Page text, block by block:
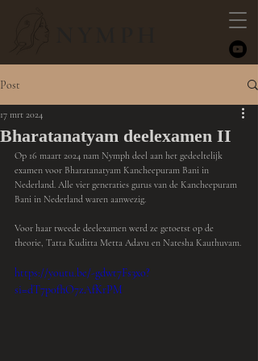
Post
Bharatanatyam deelexamen II
17 mrt 2024
Op 16 maart 2024 nam Nymph deel aan het gedeeltelijk
examen voor Bharatanatyam Kancheepuram Bani in
Nederland. Alle vier generaties gurus van de Kancheepuram
Bani in Nederland waren aanwezig.
Voor haar tweede deelexamen werd ze getoetst op de
theorie, Tatta Kuditta Metta Adavu en Natesha Kauthuvam.
https://youtu.be/-gdwt7Fs3xo?
si=dT7p0fhO7zAfKrPM